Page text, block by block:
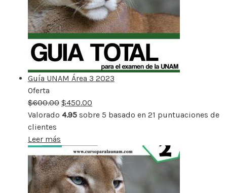
Guía UNAM Área 3 2023
Oferta
rebajado
$600.00 $450.00
Valorado 4.95 sobre 5 basado en 21 puntuaciones de
clientes
Leer más